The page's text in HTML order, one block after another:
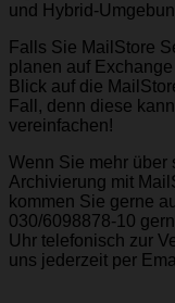
und Hybrid-
Falls Sie MailStore
planen auf
Blick auf die
Fall, denn diese
vereinfachen!
Wenn Sie mehr über
Archivierung mit
kommen Sie gerne
030/6098878-10
Uhr telefonisch zur
uns jederzeit per